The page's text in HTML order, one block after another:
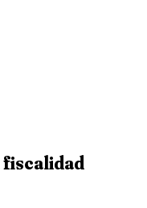
fiscalidad